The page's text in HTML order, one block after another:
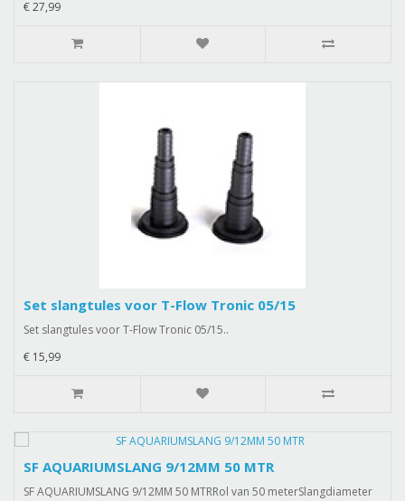
€ 27,99
Set slangtules voor T-Flow Tronic 05/15
Set slangtules voor T-Flow Tronic 05/15..
€ 15,99
SF AQUARIUMSLANG 9/12MM 50 MTR
SF AQUARIUMSLANG 9/12MM 50 MTRRol van 50 meterSlangdiameter